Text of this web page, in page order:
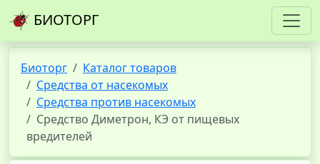
БИОТОРГ
Биоторг
Каталог товаров
Средства от насекомых
Средства против насекомых
Средство Диметрон, КЭ от пищевых
вредителей